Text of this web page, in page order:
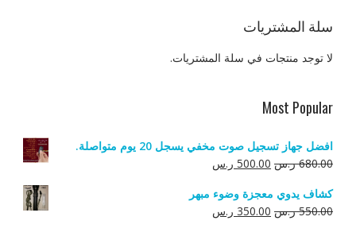
سلة المشتريات
لا توجد منتجات في سلة المشتريات.
Most Popular
افضل جهاز تسجيل صوت مخفي يسجل 20 يوم متواصلة.
680.00 ر.س السعر
هو:
680.00 ر.س.
500.00 ر.سالسعر
هو:
500.00 ر.س.
كشاف يدوي معجزة وضوء مبهر
550.00 ر.س السعر
350.00 ر.سالسعر